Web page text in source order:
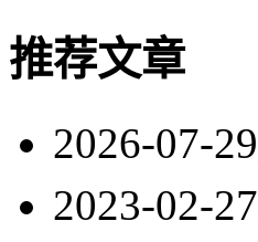
推荐文章
2026-07-29
2023-02-27